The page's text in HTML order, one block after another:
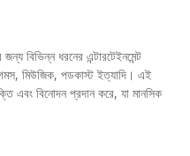
বিভিন্ন ধরনের এন্টারটেইনমেন্ট
মিউজিক, পডকাস্ট ইত্যাদি। এই
এবং বিনোদন প্রদান করে, যা মানসিক